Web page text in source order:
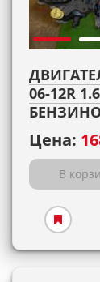
06-12R
Цена:
В